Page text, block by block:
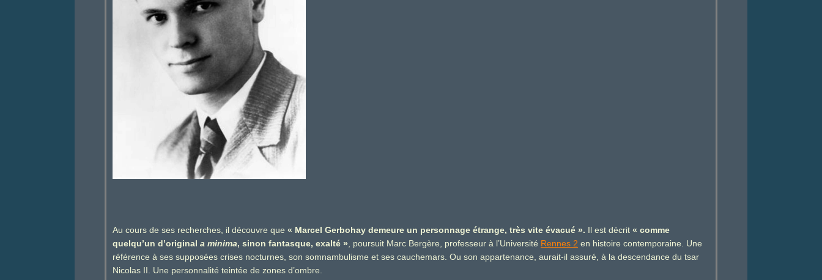
Au cours de ses recherches, il découvre que « Marcel Gerbohay demeure un personnage étrange, très vite évacué ». Il est décrit « comme
quelqu’un d’original a minima, sinon fantasque, exalté » , poursuit Marc Bergère, professeur à l’Université Rennes 2 en histoire contemporaine. Une
référence à ses supposées crises nocturnes, son somnambulisme et ses cauchemars. Ou son appartenance, aurait-il assuré, à la descendance du tsar
Nicolas II. Une personnalité teintée de zones d’ombre.